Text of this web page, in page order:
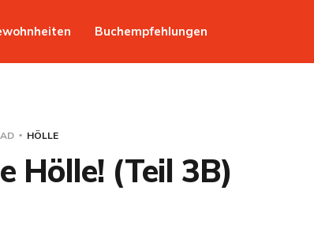
Buchempfehlungen
HÖLLE
Hölle! (Teil 3B)